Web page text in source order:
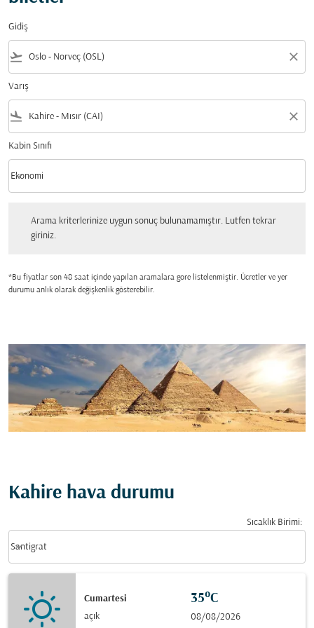
Gidiş
flight_takeoff close
Varış
flight_land close
Kabin Sınıfı
Kabin Sınıfı option Ekonomi Selected
Ekonomi
keyboard_arrow_down
Arama kriterlerinize uygun sonuç bulunamamıştır. Lutfen tekrar
giriniz.
*Bu fiyatlar son 48 saat içinde yapılan aramalara gore listelenmiştir. Ücretler ve yer
durumu anlık olarak değişkenlik gösterebilir.
Kahire hava durumu
Sıcaklık Birimi:
Santigrat
keyboard_arrow_down
Cumartesi
açık
35°C
08/08/2026